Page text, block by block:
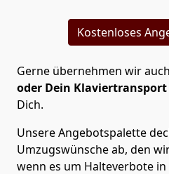
Kostenloses
Gerne übernehmen wir
oder Dein Klaviertransport
Dich.
Unsere Angebotspalette
Umzugswünsche ab, den
wenn es um Halteverbote in